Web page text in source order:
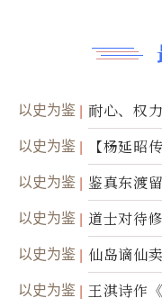
以史为鉴 耐心、权
以史为鉴 【杨延昭
以史为鉴 鉴真东渡
以史为鉴 道士对待
以史为鉴 仙岛谪仙
以史为鉴 王淇诗作